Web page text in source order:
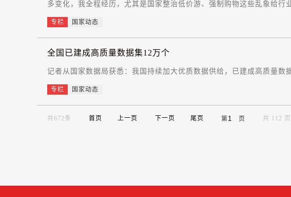
多变化，我全程经历，尤其是国家整治低价游、强制购物这些乱象给行
专栏 国家动态
全国已建成高质量数据集12万个
记者从国家数据局获悉：我国持续加大优质数据供给，已建成高质量数
专栏 国家动态
共672条 首页 上一页 下一页 尾页 第 页 共 112 页